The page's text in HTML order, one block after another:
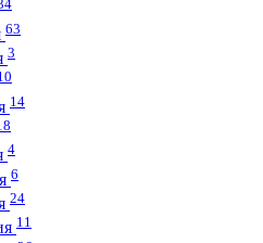
63
3
14
4
6
24
11